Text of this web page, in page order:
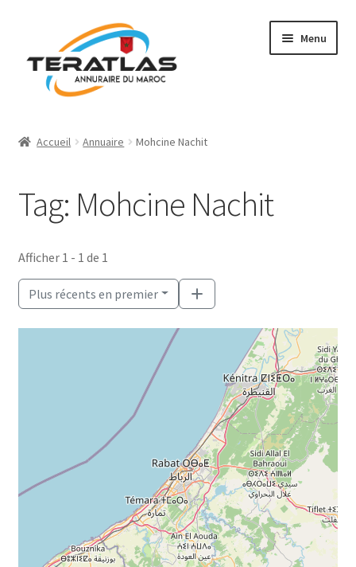
navigation
contenu
Menu
Annuaire
Mon compte
Accueil Annuaire Mohcine Nachit
Tag: Mohcine Nachit
Afficher 1 - 1 de 1
Plus récents en premier